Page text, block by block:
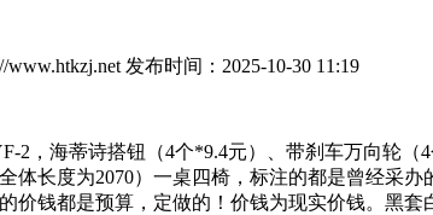
www.htkzj.net 发布时间：2025-10-30 11:19
海蒂诗搭钮（4个*9.4元）、带刹车万向轮（
长度为2070）一桌四椅，标注的都是曾经采办
价钱都是预算，定做的！价钱为现实价钱。黑